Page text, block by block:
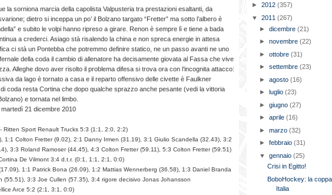
la sorniona marcia della capolista Valpusteria tra prestazioni esaltanti, da
dietro si inceppa un po’ il Bolzano targato “Fretter” ma sotto l’albero è
e subito le volpi hanno ripreso a girare. Renon è sempre lì e tiene a bada
a crederci. Asiago stà risalendo la china e non spreca energie in attesa
ci stà un Pontebba che potremmo definire statico, ne un passo avanti ne uno
della coda il cambio di allenatore ha decisamente giovata al Fassa che vive
Alleghe dovo aver risolto il problema difesa si trova ora con l’incognita attacco:
da lago è tornato a casa e il reparto offensivo delle civette è Faulkner
coda resta Cortina che dopo qualche sprazzo anche pesante (vedi la vittoria
e tornata nel limbo.
martedì 21 dicembre 2010
Ritten Sport Renault Trucks 5:3 (1:1, 2:0, 2:2)
1:1 Colton Fretter (9.02), 2:1 Danny Irmen (31.19), 3:1 Giulio Scandella (32.43), 3:2
3:3 Roland Ramoser (44.45), 4:3 Colton Fretter (59.11), 5:3 Colton Fretter (59.51)
De Vilmont 3:4 d.t.r. (0:1, 1:1, 2:1, 0:0)
1:1 Patrick Bona (26.09), 1:2 Mattias Wennerberg (36.58), 1:3 Daniel Branda
(55.51), 3:3 Joe Cullen (57.35), 3:4 rigore decisivo Jonas Johansson
Arce 5:2 (2:1, 3:1, 0:0)
► 2012 (357)
▼ 2011 (267)
►dicembre(21)
►novembre(22)
►ottobre(31)
►settembre(23)
►agosto(16)
►luglio(23)
►giugno(27)
►aprile(16)
►marzo(32)
►febbraio(31)
▼gennaio(25)
Crisi in Egitto!
BoboHockey: la coppa
Italia